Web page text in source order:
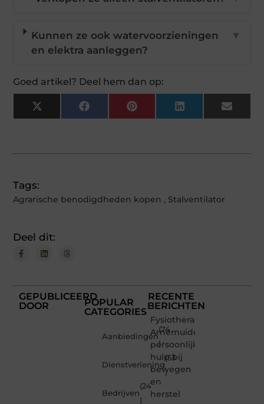
Kunnen ze ook watervoorzieningen
en elektra aanleggen?
▼
Goed artikel? Deel hem dan op:
X
(Twitter)
FacebookPinterestLinkedInEmail
Tags:
Agrarische benodigdheden kopen , Stalventilator
Deel dit:
GEPUBLICEERD
DOOR
POPULAR
CATEGORIES
Aanbiedingen
(74
)
Dienstverlening
(53
)
Bedrijven
(24
)
RECENTE
BERICHTEN
Fysiotherapeut
Arnemuiden:
persoonlijke
hulp bij
bewegen
en
herstel